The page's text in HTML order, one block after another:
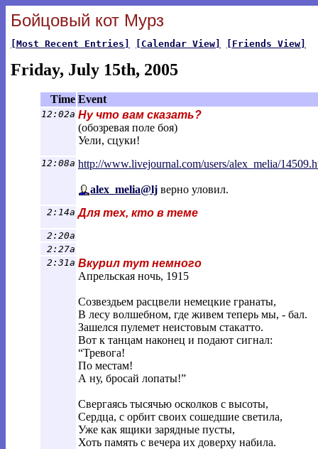
Бойцовый кот Мурз
[Most Recent Entries] [Calendar View] [Friends View]
Friday, July 15th, 2005
Time Event
12:02a Ну что вам сказать?
(обозревая поле боя)
Уели, сцуки!
12:08a http://www.livejournal.com/users/alex_melia/
alex_melia@lj верно уловил.
2:14a Для тех, кто в теме
2:20a
2:27a
2:31a Вкурил тут немного
Апрельская ночь, 1915
Созвездьем расцвели немецкие гранаты,
В лесу волшебном, где живем теперь мы, - бал.
Зашелся пулемет неистовым стакатто.
Вот к танцам наконец и подают сигнал:
“Тревога!
По местам!
А ну, бросай лопаты!”
Свергаясь тысячью осколков с высоты,
Сердца, с орбит своих сошедшие светила,
Уже как ящики зарядные пусты,
Хоть память с вечера их доверху набила.